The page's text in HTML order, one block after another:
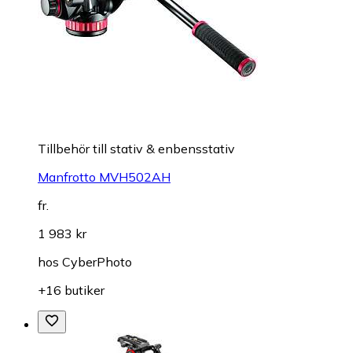
Tillbehör till stativ & enbensstativ
Manfrotto MVH502AH
fr.
1 983 kr
hos CyberPhoto
+16 butiker